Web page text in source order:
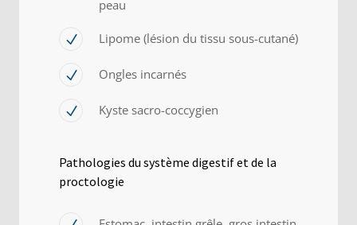
peau
Lipome (lésion du tissu sous-cutané)
Ongles incarnés
Kyste sacro-coccygien
Pathologies du système digestif et de la
proctologie